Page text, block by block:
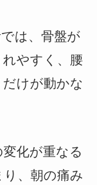
は、骨盤が
やすく、腰
けが動かな
化が重なる
、朝の痛み